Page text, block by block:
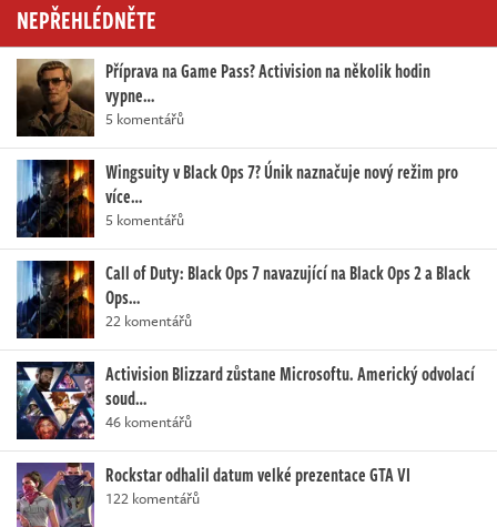
NEPŘEHLÉDNĚTE
Příprava na Game Pass? Activision na několik hodin
vypne…
5 komentářů
Wingsuity v Black Ops 7? Únik naznačuje nový režim pro
více…
5 komentářů
Call of Duty: Black Ops 7 navazující na Black Ops 2 a Black
Ops…
22 komentářů
Activision Blizzard zůstane Microsoftu. Americký odvolací
soud…
46 komentářů
Rockstar odhalil datum velké prezentace GTA VI
122 komentářů